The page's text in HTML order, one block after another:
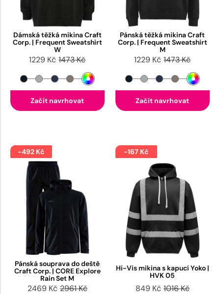
Dámská těžká mikina Craft
Corp. | Frequent Sweatshirt
W
1229 Kč 1473 Kč
Začít navrhovat
Pánská těžká mikina Craft
Corp. | Frequent Sweatshirt
M
1229 Kč 1473 Kč
Začít navrhovat
-492 Kč
Pánská souprava do deště
Craft Corp. | CORE Explore
Rain Set M
2469 Kč 2961 Kč
-167 Kč
Hi-Vis mikina s kapucí Yoko |
HVK 05
849 Kč 1016 Kč